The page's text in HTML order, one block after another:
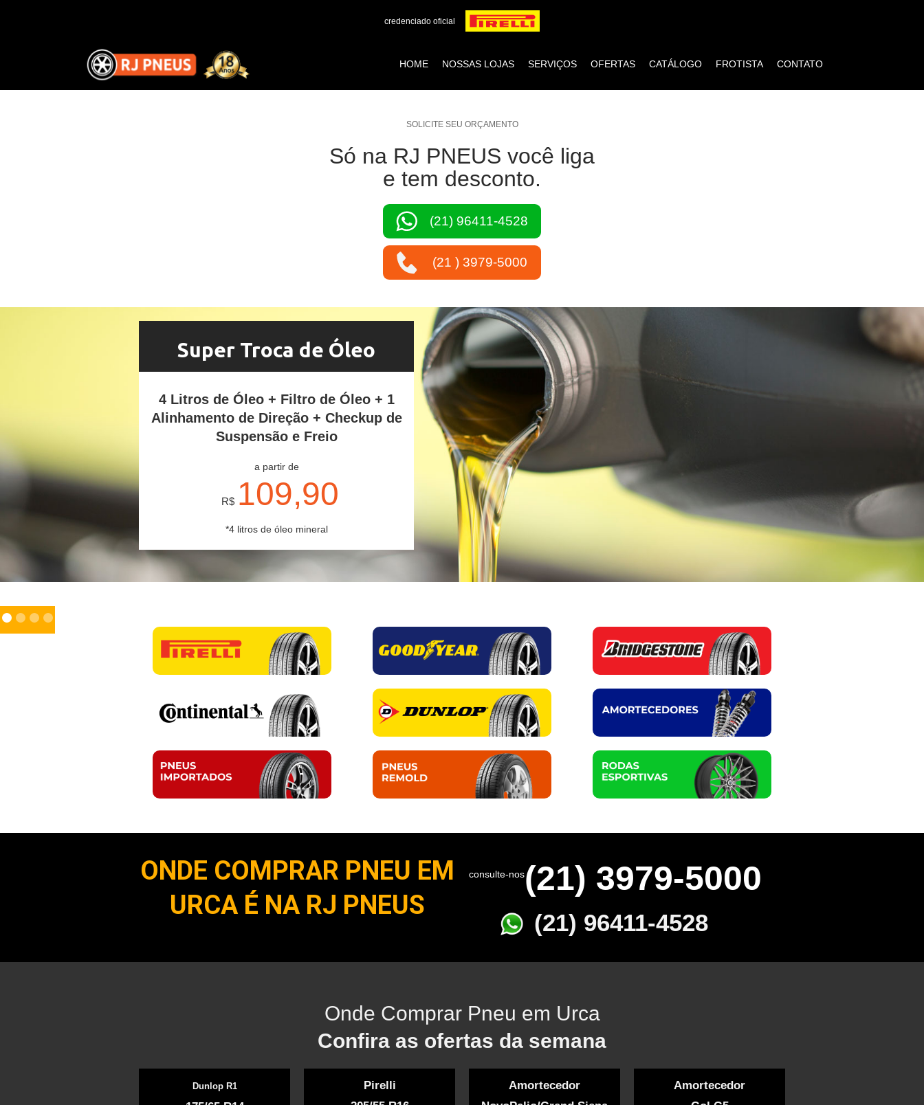
credenciado oficial
HOME NOSSAS LOJAS SERVIÇOS OFERTAS CATÁLOGO FROTISTA CONTATO
SOLICITE SEU ORÇAMENTO
Só na RJ PNEUS você liga
e tem desconto.
(21) 96411-4528
(21 ) 3979-5000
Super Troca de Óleo
4 Litros de Óleo + Filtro de Óleo + 1
Alinhamento de Direção + Checkup de
Suspensão e Freio
a partir de
R$ 109,90
*4 litros de óleo mineral
ONDE COMPRAR PNEU EM
URCA É NA RJ PNEUS
consulte-nos(21) 3979-5000
(21) 96411-4528
Onde Comprar Pneu em Urca
Confira as ofertas da semana
Dunlop R1
Pirelli
Amortecedor
Amortecedor